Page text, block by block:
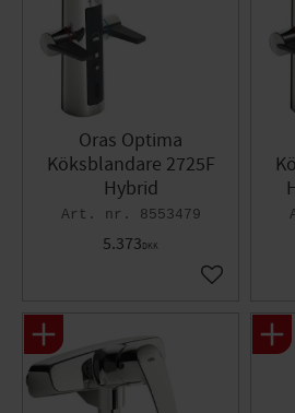
Oras Optima
Köksblandare 2725F
Hybrid
8553479
5.373DKK
Gem som